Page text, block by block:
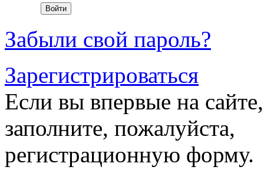
Забыли свой пароль?
Зарегистрироваться
Если вы впервые на сайте,
заполните, пожалуйста,
регистрационную форму.